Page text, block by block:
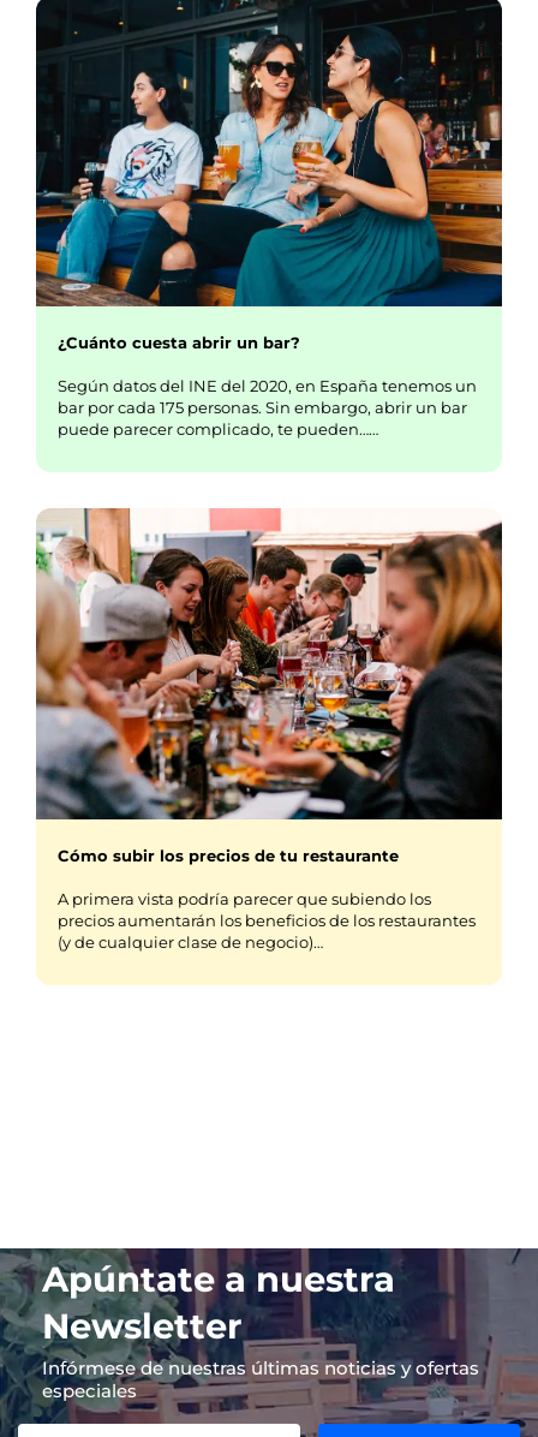
¿Cuánto cuesta abrir un bar?
Según datos del INE del 2020, en España tenemos un
bar por cada 175 personas. Sin embargo, abrir un bar
puede parecer complicado, te pueden……
Cómo subir los precios de tu restaurante
A primera vista podría parecer que subiendo los
precios aumentarán los beneficios de los restaurantes
(y de cualquier clase de negocio)…
Apúntate a nuestra
Newsletter
Infórmese de nuestras últimas noticias y ofertas
especiales